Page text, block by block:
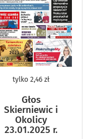
tylko 2,46 zł
Głos
Skierniewic i
Okolicy
23.01.2025 r.